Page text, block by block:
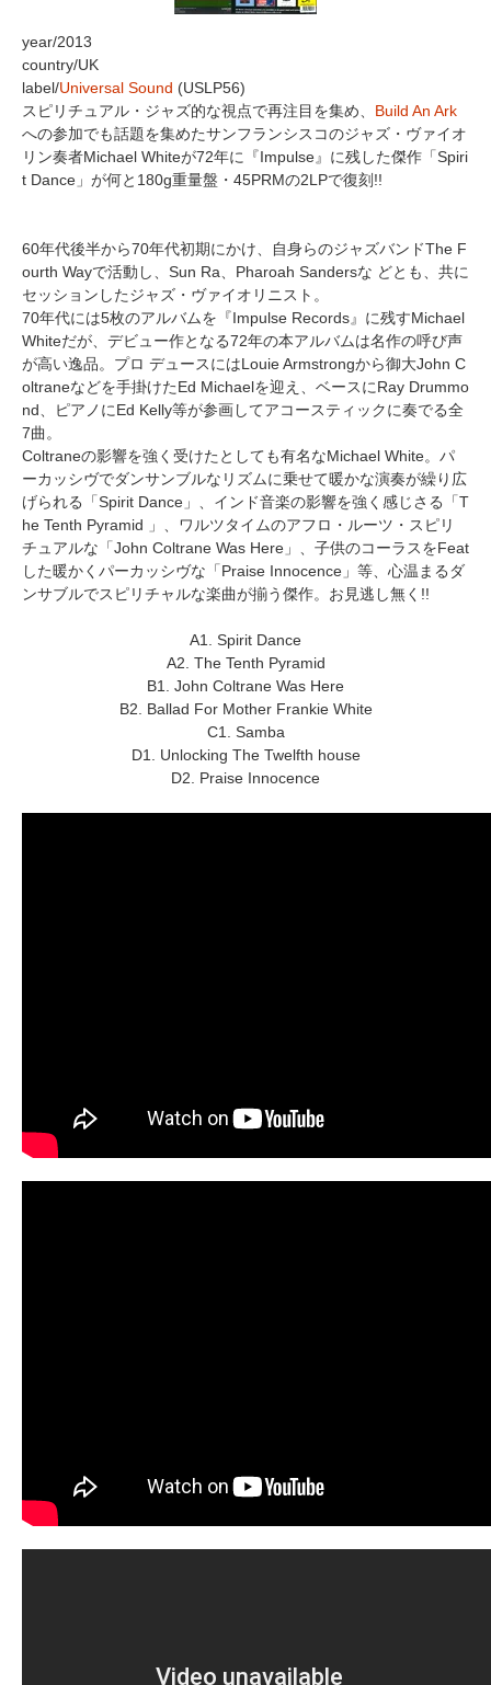
year/2013
country/UK
label/Universal Sound (USLP56)
スピリチュアル・ジャズ的な視点で再注目を集め、 Build An Ark
への参加でも話題を集めたサンフランシスコのジャズ・ヴァイオ
リン奏者Michael Whiteが72年に『Impulse』に残した傑作「Spiri
t Dance」が何と180g重量盤・45PRMの2LPで復刻!!
60年代後半から70年代初期にかけ、自身らのジャズバンドThe F
ourth Wayで活動し、Sun Ra、Pharoah Sandersな どとも、共に
セッションしたジャズ・ヴァイオリニスト。
70年代には5枚のアルバムを『Impulse Records』に残すMichael
Whiteだが、デビュー作となる72年の本アルバムは名作の呼び声
が高い逸品。プロ デュースにはLouie Armstrongから御大John C
oltraneなどを手掛けたEd Michaelを迎え、ベースにRay Drummo
nd、ピアノにEd Kelly等が参画してアコースティックに奏でる全
7曲。
Coltraneの影響を強く受けたとしても有名なMichael White。パ
ーカッシヴでダンサンブルなリズムに乗せて暖かな演奏が繰り広
げられる「Spirit Dance」、インド音楽の影響を強く感じさる「T
he Tenth Pyramid 」、ワルツタイムのアフロ・ルーツ・スピリ
チュアルな「John Coltrane Was Here」、子供のコーラスをFeat
した暖かくパーカッシヴな「Praise Innocence」等、心温まるダ
ンサブルでスピリチャルな楽曲が揃う傑作。お見逃し無く!!
A1. Spirit Dance
A2. The Tenth Pyramid
B1. John Coltrane Was Here
B2. Ballad For Mother Frankie White
C1. Samba
D1. Unlocking The Twelfth house
D2. Praise Innocence